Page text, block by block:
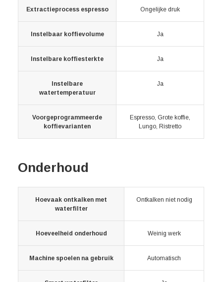
Extractieprocess espresso Ongelijke druk
Instelbaar koffievolume Ja
Instelbare koffiesterkte Ja
Instelbare
watertemperatuur
Ja
Voorgeprogrammeerde
koffievarianten
Espresso, Grote koffie,
Lungo, Ristretto
Onderhoud
Hoevaak ontkalken met
waterfilter
Ontkalken niet nodig
Hoeveelheid onderhoud Weinig werk
Machine spoelen na gebruik Automatisch